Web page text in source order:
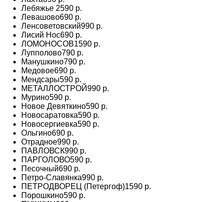
Лебяжье 2590 р.
Левашово690 р.
Ленсоветовский990 р.
Лисий Нос690 р.
ЛОМОНОСОВ1590 р.
Лупполово790 р.
Манушкино790 р.
Медовое690 р.
Мендсары590 р.
МЕТАЛЛОСТРОЙ990 р.
Мурино590 р.
Новое Девяткино590 р.
Новосаратовка590 р.
Новосергиевка590 р.
Ольгино690 р.
Отрадное990 р.
ПАВЛОВСК990 р.
ПАРГОЛОВО590 р.
Песочный690 р.
Петро-Славянка990 р.
ПЕТРОДВОРЕЦ (Петергоф)1590 р.
Порошкино590 р.